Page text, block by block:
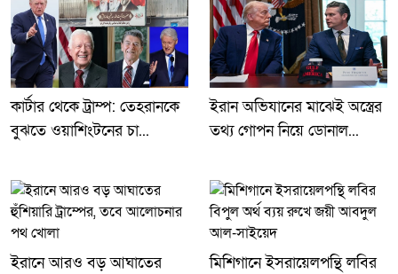
কার্টার থেকে ট্রাম্প: তেহরানকে
বুঝতে ওয়াশিংটনের চা...
ইরান অভিযানের মাঝেই অস্ত্রের
তথ্য গোপন নিয়ে ডোনাল...
ইরানে আরও বড় আঘাতের
মিশিগানে ইসরায়েলপন্থি লবির